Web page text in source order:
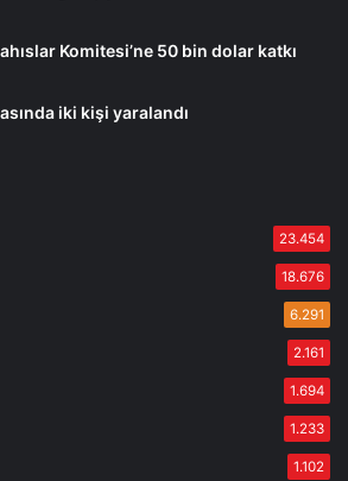
Komitesi’ne 50 bin dolar katkı
iki kişi yaralandı
23.454
18.676
6.291
2.161
1.694
1.233
1.102